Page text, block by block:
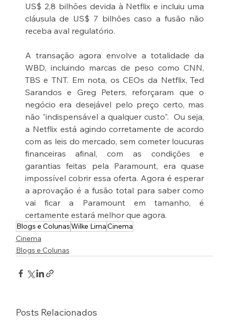
US$ 2,8 bilhões devida à Netflix e incluiu uma
cláusula de US$ 7 bilhões caso a fusão não
receba aval regulatório.
A transação agora envolve a totalidade da
WBD, incluindo marcas de peso como CNN,
TBS e TNT. Em nota, os CEOs da Netflix, Ted
Sarandos e Greg Peters, reforçaram que o
negócio era desejável pelo preço certo, mas
não "indispensável a qualquer custo".  Ou seja,
a Netflix está agindo corretamente de acordo
com as leis do mercado, sem cometer loucuras
financeiras afinal, com as condições e
garantias feitas pela Paramount, era quase
impossível cobrir essa oferta. Agora é esperar
a aprovação é a fusão total para saber como
vai ficar a Paramount em tamanho, é
certamente estará melhor que agora.
Blogs e ColunasWilke LimaCinema
Cinema
Blogs e Colunas
Posts Relacionados